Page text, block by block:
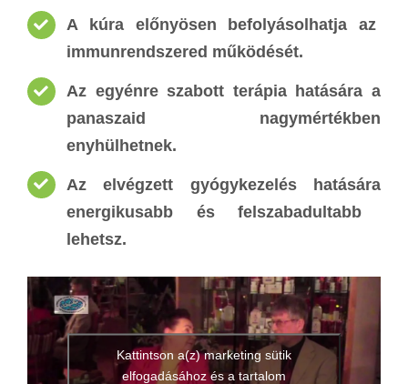
A kúra előnyösen befolyásolhatja az
immunrendszered működését.
Az egyénre szabott terápia hatására a
panaszaid nagymértékben
enyhülhetnek.
Az elvégzett gyógykezelés hatására
energikusabb és felszabadultabb
lehetsz.
Kattintson a(z) marketing sütik
elfogadásához és a tartalom